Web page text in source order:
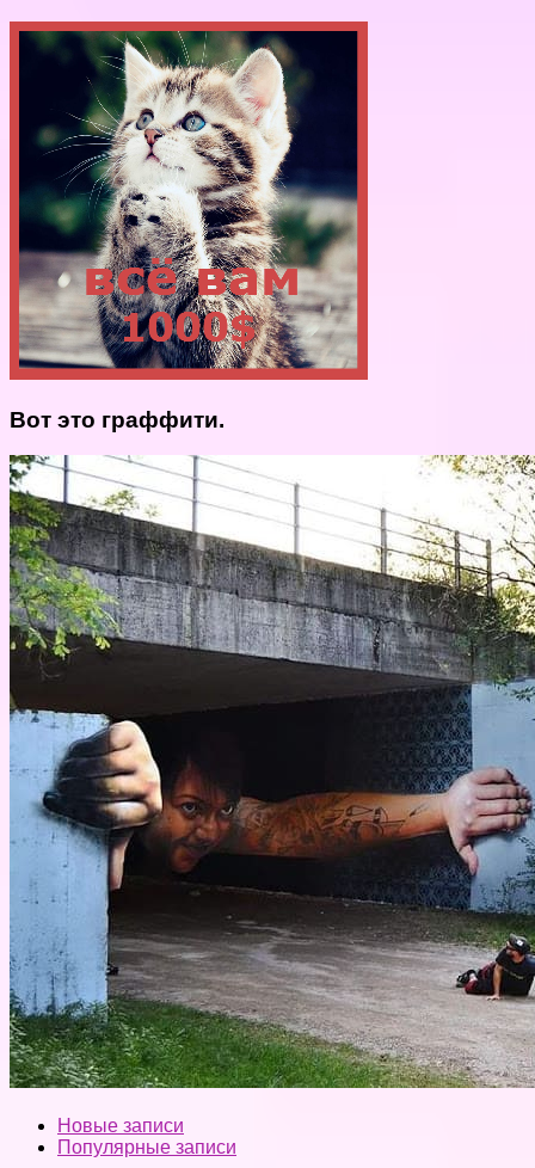
Вот это граффити.
Новые записи
Популярные записи